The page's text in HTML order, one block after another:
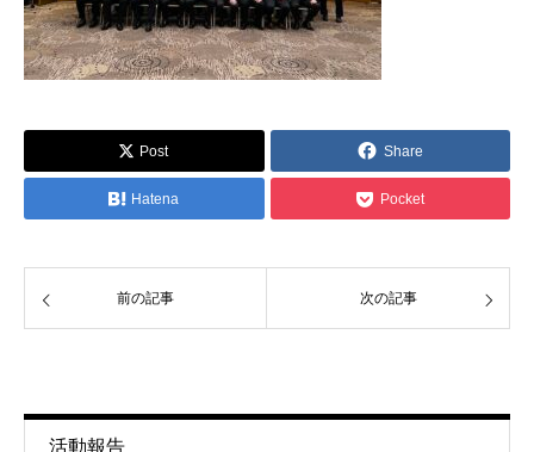
Post Share
Hatena Pocket
前の記事 次の記事
活動報告